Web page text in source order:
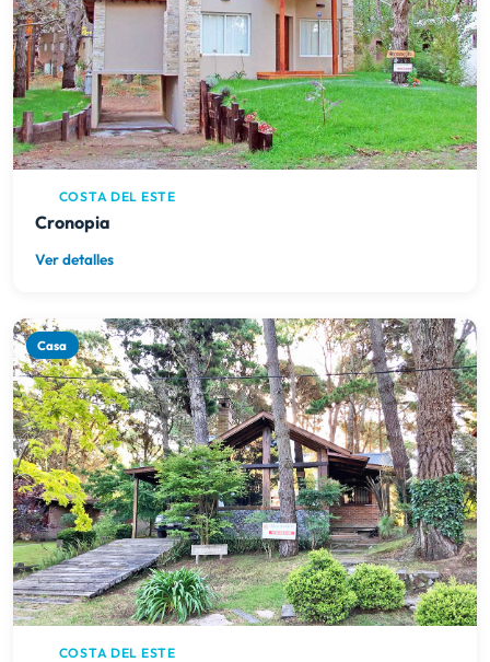
COSTA DEL ESTE
Cronopia
Ver detalles
Casa
COSTA DEL ESTE